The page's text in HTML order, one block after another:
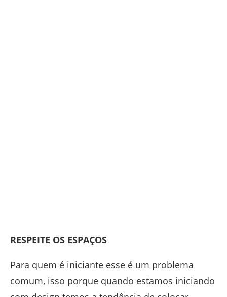
RESPEITE OS ESPAÇOS
Para quem é iniciante esse é um problema
comum, isso porque quando estamos iniciando